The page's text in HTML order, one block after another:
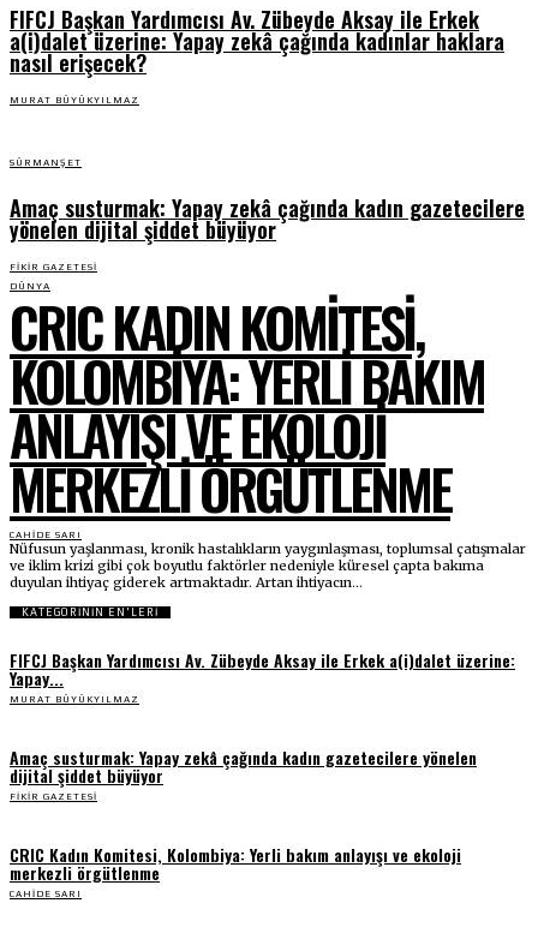
FIFCJ Başkan Yardımcısı Av. Zübeyde Aksay ile Erkek
a(i)dalet üzerine: Yapay zekâ çağında kadınlar haklara
nasıl erişecek?
MURAT BÜYÜKYILMAZ
SÜRMANŞET
Amaç susturmak: Yapay zekâ çağında kadın gazetecilere
yönelen dijital şiddet büyüyor
FIKIR GAZETESI
DÜNYA
CRIC KADIN KOMITESI,
KOLOMBIYA: YERLI BAKIM
ANLAYIŞI VE EKOLOJI
MERKEZLI ÖRGÜTLENME
CAHIDE SARI
Nüfusun yaşlanması, kronik hastalıkların yaygınlaşması, toplumsal çatışmalar
ve iklim krizi gibi çok boyutlu faktörler nedeniyle küresel çapta bakıma
duyulan ihtiyaç giderek artmaktadır. Artan ihtiyacın...
KATEGORİNİN EN'LERİ
FIFCJ Başkan Yardımcısı Av. Zübeyde Aksay ile Erkek a(i)dalet üzerine:
Yapay...
MURAT BÜYÜKYILMAZ
Amaç susturmak: Yapay zekâ çağında kadın gazetecilere yönelen
dijital şiddet büyüyor
FIKIR GAZETESI
CRIC Kadın Komitesi, Kolombiya: Yerli bakım anlayışı ve ekoloji
merkezli örgütlenme
CAHIDE SARI